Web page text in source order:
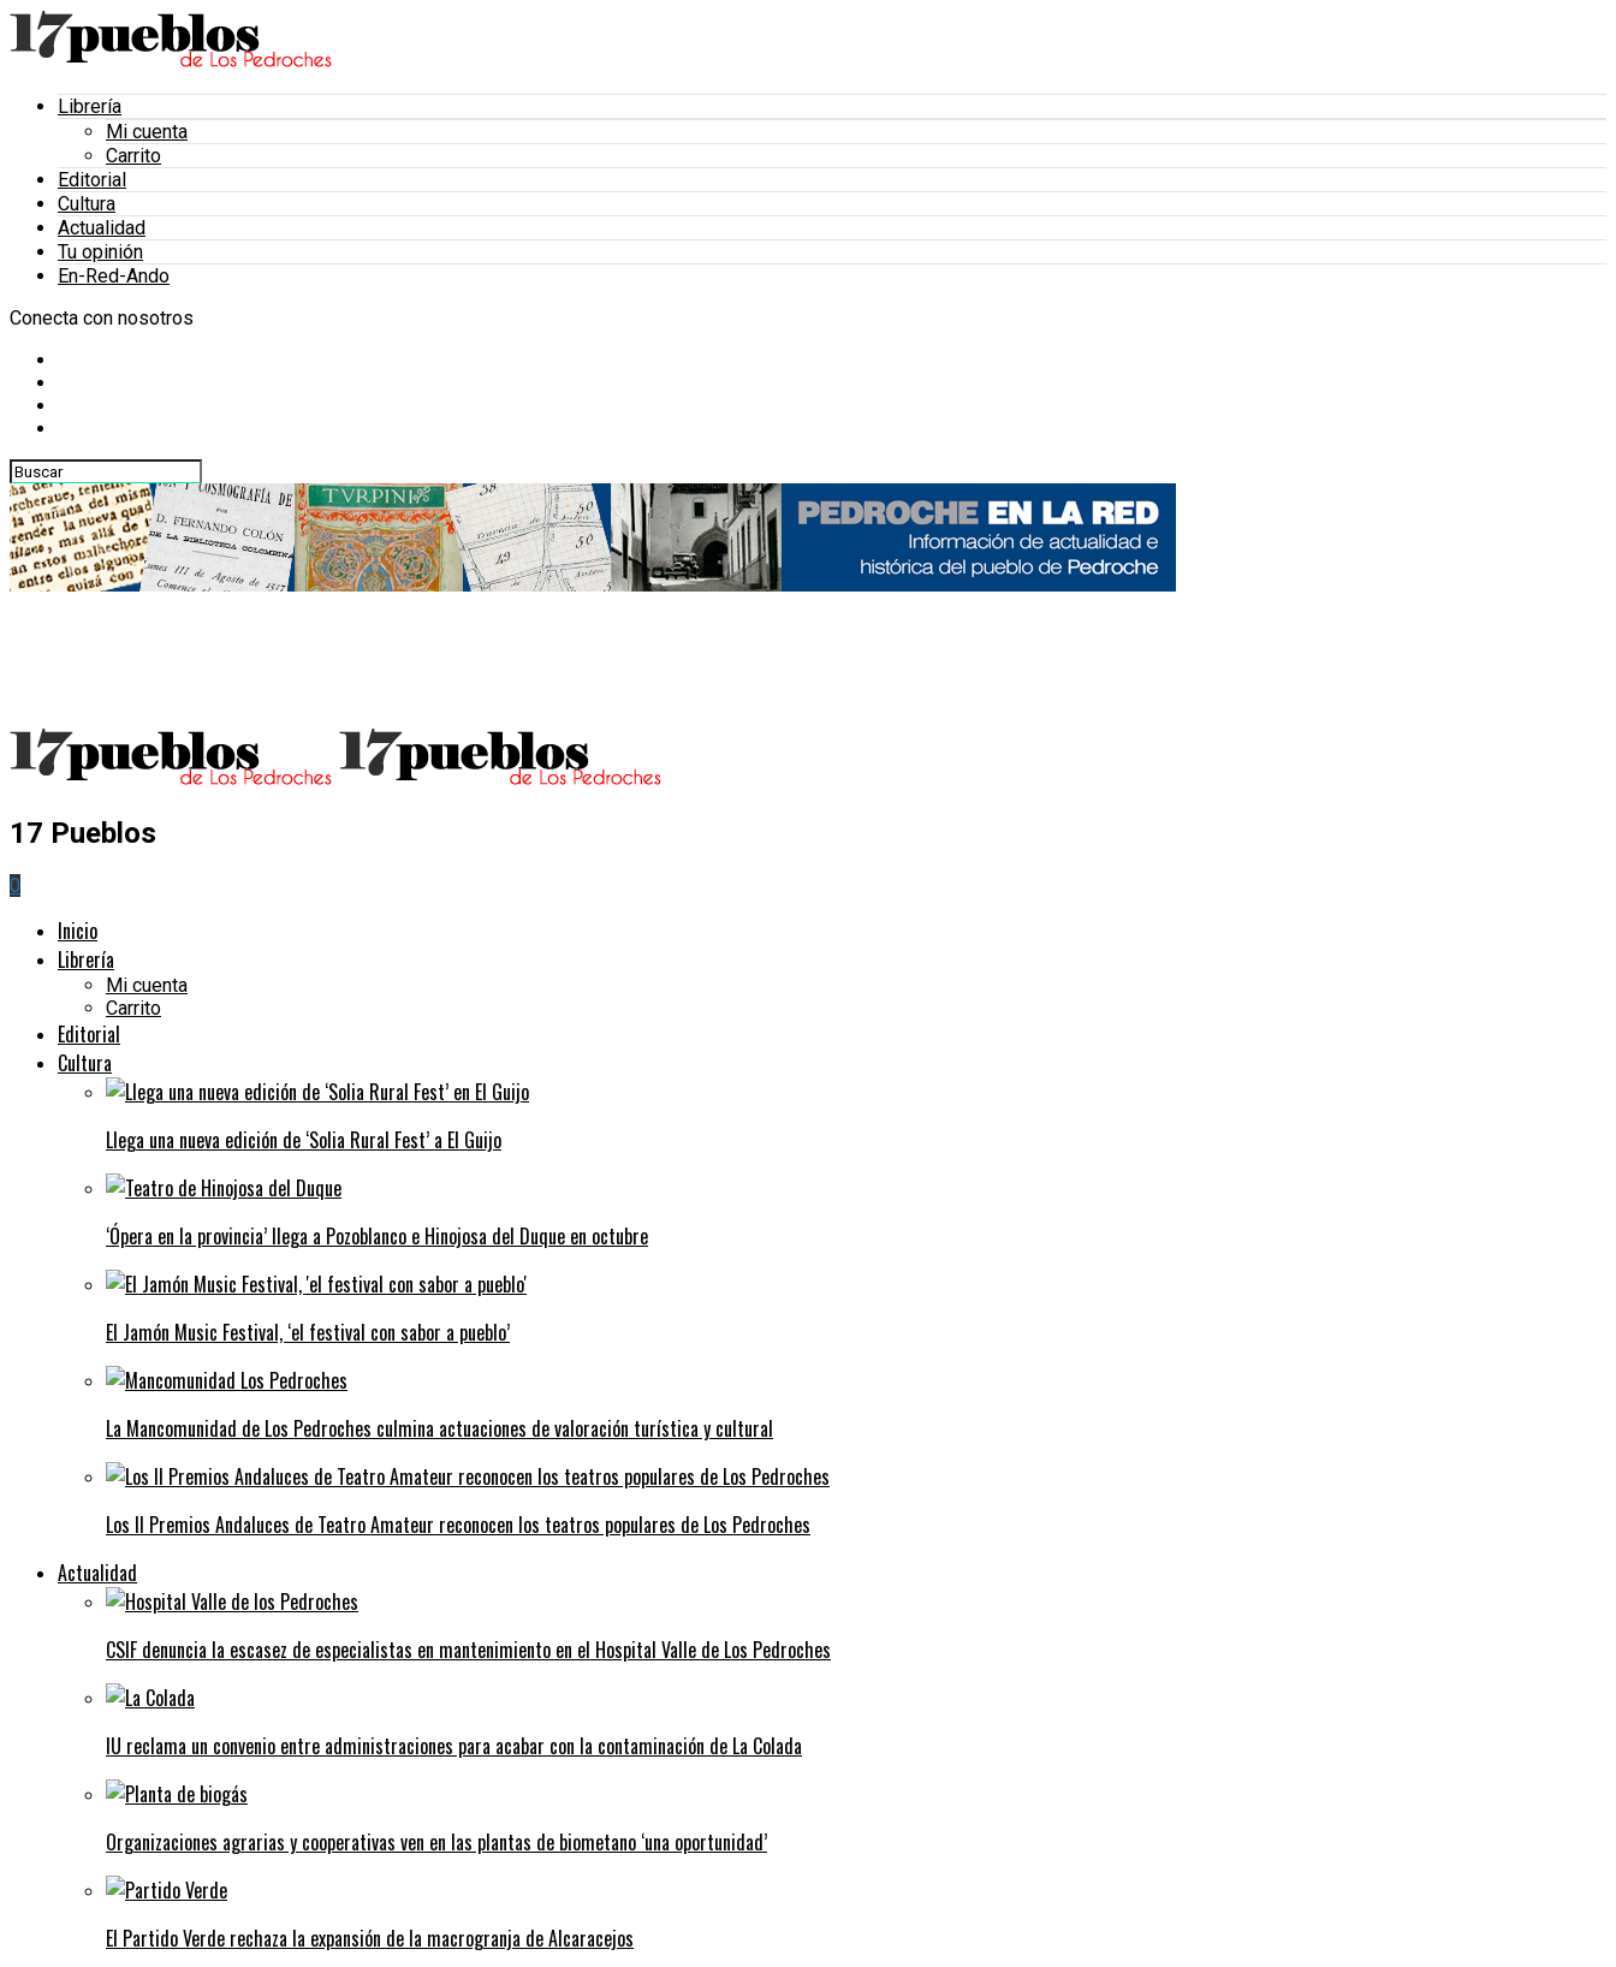
Librería
Mi cuenta
Carrito
Editorial
Cultura
Actualidad
Tu opinión
En-Red-Ando
Conecta con nosotros
17 Pueblos
0
Inicio
Librería
Mi cuenta
Carrito
Editorial
Cultura
Llega una nueva edición de ‘Solia Rural Fest’ a El Guijo
‘Ópera en la provincia’ llega a Pozoblanco e Hinojosa del Duque en octubre
El Jamón Music Festival, ‘el festival con sabor a pueblo’
La Mancomunidad de Los Pedroches culmina actuaciones de valoración turística y cultural
Los II Premios Andaluces de Teatro Amateur reconocen los teatros populares de Los Pedroches
Actualidad
CSIF denuncia la escasez de especialistas en mantenimiento en el Hospital Valle de Los Pedroches
IU reclama un convenio entre administraciones para acabar con la contaminación de La Colada
Organizaciones agrarias y cooperativas ven en las plantas de biometano ‘una oportunidad’
El Partido Verde rechaza la expansión de la macrogranja de Alcaracejos